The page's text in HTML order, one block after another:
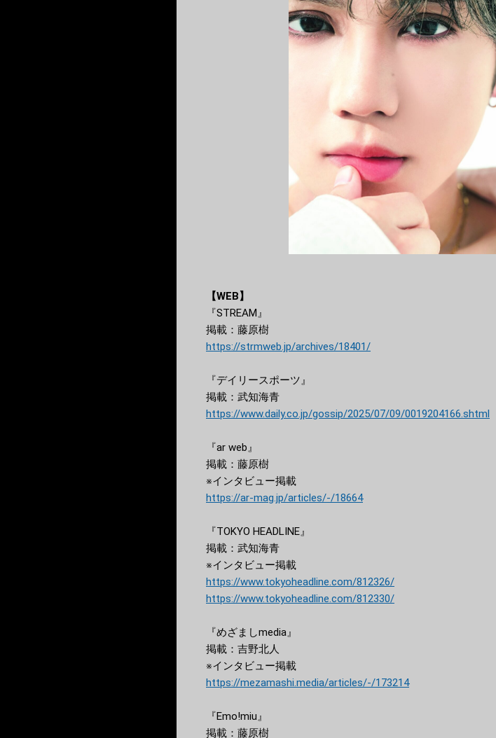
【WEB】
『STREAM』
掲載：藤原樹
https://strmweb.jp/archives/18401/
『デイリースポーツ』
掲載：武知海青
https://www.daily.co.jp/gossip/2025/07/09/0019204166.shtml
『ar web』
掲載：藤原樹
※インタビュー掲載
https://ar-mag.jp/articles/-/18664
『TOKYO HEADLINE』
掲載：武知海青
※インタビュー掲載
https://www.tokyoheadline.com/812326/
https://www.tokyoheadline.com/812330/
『めざましmedia』
掲載：吉野北人
※インタビュー掲載
https://mezamashi.media/articles/-/173214
『Emo!miu』
掲載：藤原樹